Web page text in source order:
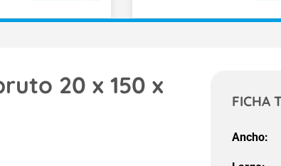
20 x 150 x
FICHA
Ancho: